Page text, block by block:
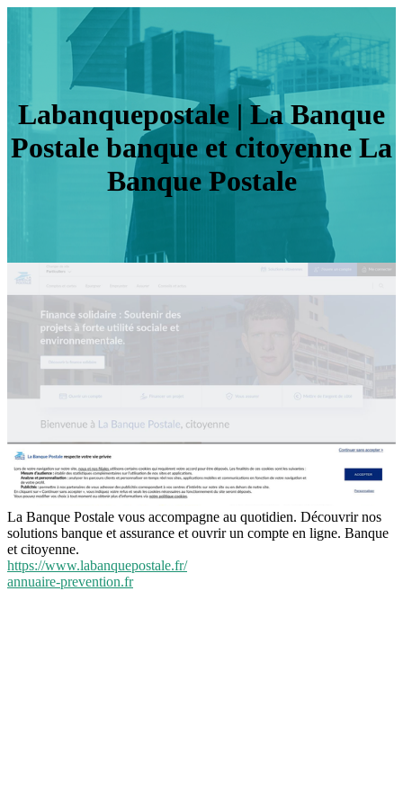
Laban­queposta­le | La Banque
Postale banque et citoyenne La
Banque Postale
La Banque Postale vous accompagne au quotidien. Découvrir nos
solutions banque et assurance et ouvrir un compte en ligne. Banque
et citoyenne.
https://www.labanquepostale.fr/
annuaire-prevention.fr